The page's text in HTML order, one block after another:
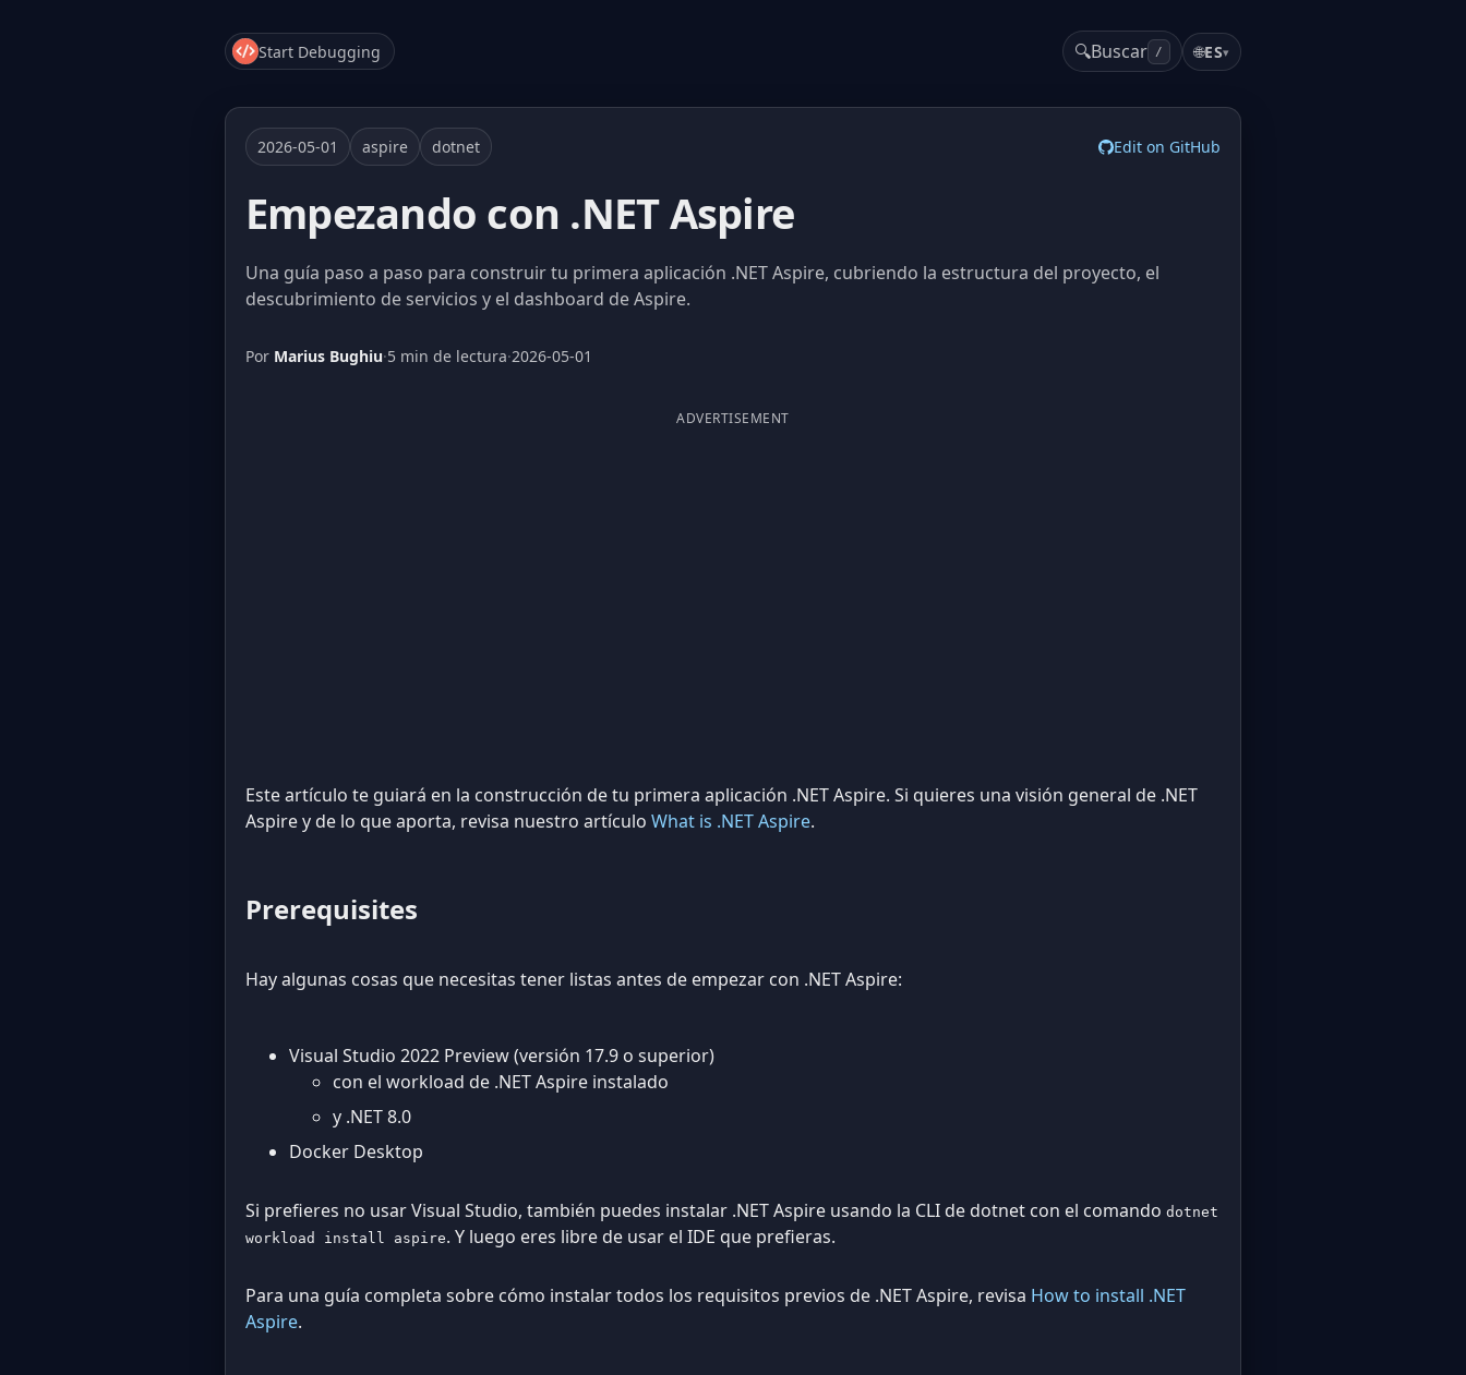
Start Debugging 🔍Buscar / 🌐ES▾
2026-05-01 aspire dotnet Edit on GitHub
Empezando con .NET Aspire
Una guía paso a paso para construir tu primera aplicación .NET Aspire, cubriendo la estructura del proyecto, el
descubrimiento de servicios y el dashboard de Aspire.
Por Marius Bughiu·5 min de lectura·2026-05-01
ADVERTISEMENT
Este artículo te guiará en la construcción de tu primera aplicación .NET Aspire. Si quieres una visión general de .NET
Aspire y de lo que aporta, revisa nuestro artículo What is .NET Aspire.
Prerequisites
Hay algunas cosas que necesitas tener listas antes de empezar con .NET Aspire:
Visual Studio 2022 Preview (versión 17.9 o superior)
con el workload de .NET Aspire instalado
y .NET 8.0
Docker Desktop
Si prefieres no usar Visual Studio, también puedes instalar .NET Aspire usando la CLI de dotnet con el comando dotnet
workload install aspire. Y luego eres libre de usar el IDE que prefieras.
Para una guía completa sobre cómo instalar todos los requisitos previos de .NET Aspire, revisa How to install .NET
Aspire.